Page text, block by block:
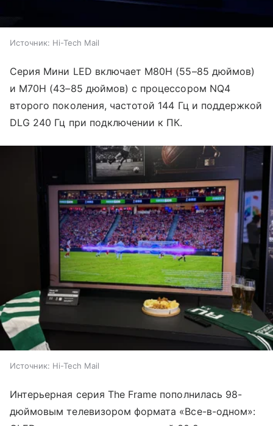
Источник: Hi-Tech Mail
Серия Мини LED включает M80H (55–85 дюймов)
и M70H (43–85 дюймов) с процессором NQ4
второго поколения, частотой 144 Гц и поддержкой
DLG 240 Гц при подключении к ПК.
Источник: Hi-Tech Mail
Интерьерная серия The Frame пополнилась 98-
дюймовым телевизором формата «Все-в-одном»: